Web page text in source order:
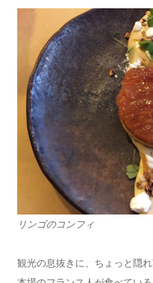
リンゴのコンフィ
観光の息抜きに、ちょっと隠